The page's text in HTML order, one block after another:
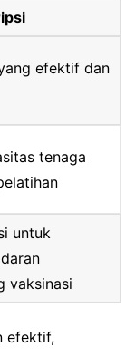
efektif dan
tenaga
untuk
vaksinasi
efektif,